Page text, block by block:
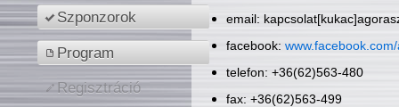
Szponzorok
Program
Regisztráció
email:
facebook:
telefon: +36(62)563-480
fax: +36(62)563-499